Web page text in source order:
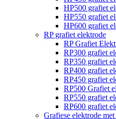
HP500 grafiet
HP550 grafiet
HP600 grafiet
RP grafiet elektrode
RP Grafiet
RP300 grafiet
RP350 grafiet
RP400 grafiet
RP450 grafiet
RP500 Grafiet
RP550 grafiet
RP600 grafiet
Grafiese elektrode